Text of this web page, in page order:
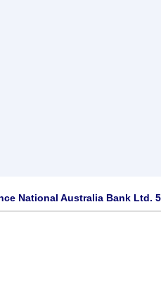
National Australia Bank Ltd.